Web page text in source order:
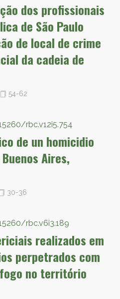
dos profissionais
de São Paulo
de local de crime
da cadeia de
54-62
rbc.v12i5.754
de un homicidio
Aires,
30-36
rbc.v6i3.189
realizados em
perpetrados com
no território